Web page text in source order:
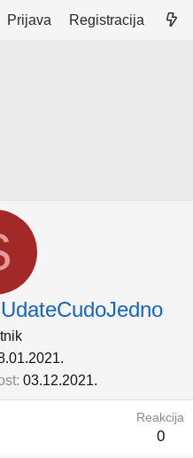
Prijava Registracija
03.12.2021.
Reakcija
0